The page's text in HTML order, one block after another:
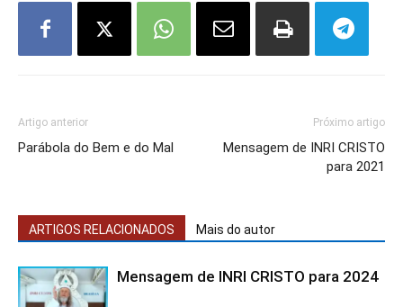
Artigo anterior
Parábola do Bem e do Mal
Próximo artigo
Mensagem de INRI CRISTO
para 2021
ARTIGOS RELACIONADOS Mais do autor
Mensagem de INRI CRISTO para 2024